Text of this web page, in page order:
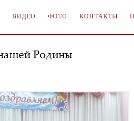
ВИДЕО ФОТО КОНТАКТЫ
Родины